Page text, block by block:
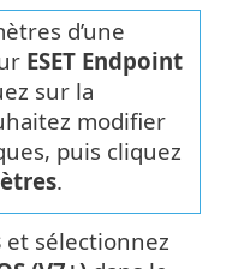
d’une
ESET Endpoint
sur la
modifier
puis cliquez
.
et sélectionnez